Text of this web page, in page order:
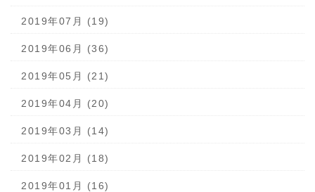
2019年07月 (19)
2019年06月 (36)
2019年05月 (21)
2019年04月 (20)
2019年03月 (14)
2019年02月 (18)
2019年01月 (16)